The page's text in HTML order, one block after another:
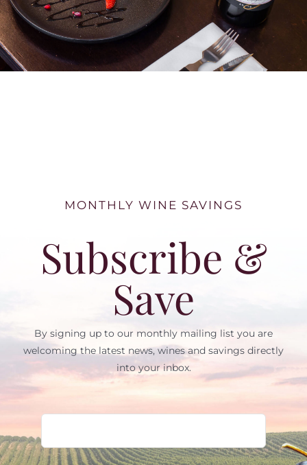
MONTHLY WINE SAVINGS
Subscribe &
Save
By signing up to our monthly mailing list you are
welcoming the latest news, wines and savings directly
into your inbox.